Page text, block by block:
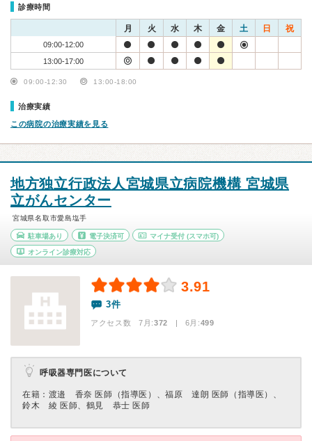
診療時間
月 火 水 木 金 土 日 祝
09:00-12:00
13:00-17:00
09:00-12:30 13:00-18:00
治療実績
この病院の治療実績を見る
地方独立行政法人宮城県立病院機構 宮城県
立がんセンター
宮城県名取市愛島塩手
駐車場あり 電子決済可 マイナ受付 (スマホ可)
オンライン診療対応
3.91
3件
アクセス数 7月:372 | 6月:499
呼吸器専門医について
在籍：渡邉 香奈 医師（指導医）、福原 達朗 医師（指導医）、
鈴木 綾 医師、鶴見 恭士 医師